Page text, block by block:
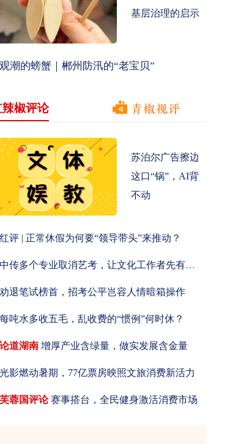
基层治理的启示
观潮的螃蟹｜郴州防汛的“老宝贝”
辣椒评论
苏泊尔广告擦边
这口“锅”，AI背
不动
红评 | 正常休假为何要“领导带头”来推动？
中传多个专业取消艺考，让文化工作者先有文化
劝退笔试榜首，招考公平岂容人情暗箱操作
每吨水多收五毛，乱收费的“惯例”何时休？
论道湖南 增厚产业含绿量，做实发展含金量
光影燃动暑期，77亿票房映照文旅消费新活力
芙蓉国评论 赛事搭台，全民健身激活消费市场